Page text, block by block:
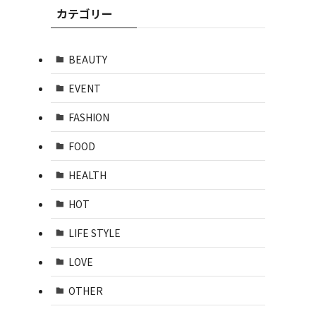
カテゴリー
BEAUTY
EVENT
FASHION
FOOD
HEALTH
HOT
LIFE STYLE
LOVE
OTHER